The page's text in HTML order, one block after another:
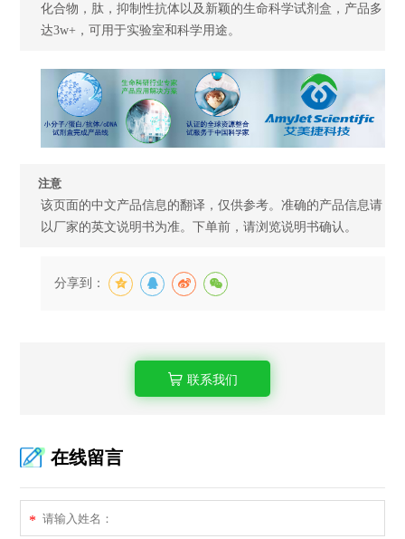
化合物，肽，抑制性抗体以及新颖的生命科学试剂盒，产品多
达3w+，可用于实验室和科学用途。
注意
该页面的中文产品信息的翻译，仅供参考。准确的产品信息请
以厂家的英文说明书为准。下单前，请浏览说明书确认。
分享到：
联系我们
在线留言
*